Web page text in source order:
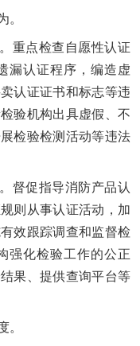
。
重点检查自愿性认证
漏认证程序，编造虚
认证证书和标志等违
验机构出具虚假、不
检验检测活动等违法
督促指导消防产品认
则从事认证活动，加
效跟踪调查和监督检
强化检验工作的公正
果、提供查询平台等
。